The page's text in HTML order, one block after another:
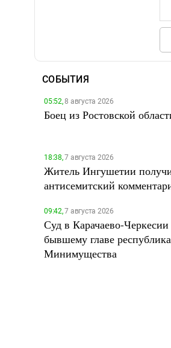
СОБЫТИЯ
05:52,8 августа 2026
Боец из Ростовской
18:38,7 августа 2026
Житель Ингушетии
антисемитский
09:42,7 августа 2026
Суд в Карачаево-
бывшему главе
Минимущества